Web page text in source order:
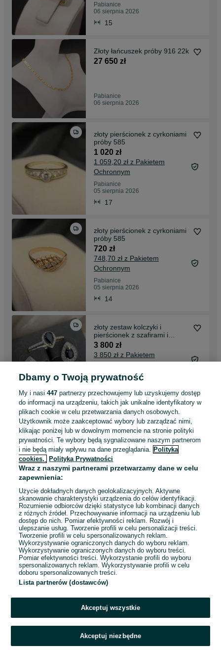
Pabianice
06 sierpnia 2026
15
Złoty łańcuszek próby 916 22k
27 650 zł
Pabianice
06 sierpnia 2026
złoty pierścionek z cyrkoniami
próby 585
1 020 zł
1 059,20 zł z Pakietem
Ochronnym
Pabianice
05 sierpnia 2026
17
złoty pierścionek z cyrkoniami
próby 585
720 zł
748,70 zł z Pakietem
Ochronnym
Pabianice
05 sierpnia 2026
14
złoty zestaw kolczyki i
pierścionek z szafirami i
diamentami
3 800 zł
3 850 zł z Pakietem
Pabianice
05 sierpnia 2026
Złota bransoletka z jadeitami
próby 375
3 500 zł
3 550 zł z Pakietem
Ochronnym
Pabianice
05 sierpnia 2026
1 2 3 ... 20
Zadzwoń / SMS
Dbamy o Twoją prywatność
My i nasi447 partnerzy przechowujemy lub uzyskujemy dostęp
do informacji na urządzeniu, takich jak unikalne identyfikatory w
plikach cookie w celu przetwarzania danych osobowych.
Użytkownik może zaakceptować wybory lub zarządzać nimi,
klikając poniżej lub w dowolnym momencie na stronie polityki
prywatności. Te wybory będą sygnalizowane naszym partnerom
i nie będą miały wpływu na dane przeglądania. Polityka
cookies,
Polityka Prywatności
Wraz z naszymi partnerami przetwarzamy dane w celu
zapewnienia:
Użycie dokładnych danych geolokalizacyjnych. Aktywne
skanowanie charakterystyki urządzenia do celów identyfikacji.
Rozumienie odbiorców dzięki statystyce lub kombinacji danych
z różnych źródeł. Przechowywanie informacji na urządzeniu lub
dostęp do nich. Pomiar efektywności reklam. Rozwój i
ulepszanie usług. Tworzenie profili w celu personalizacji treści.
Tworzenie profili w celu spersonalizowanych reklam.
Wykorzystywanie ograniczonych danych do wyboru reklam.
Wykorzystywanie ograniczonych danych do wyboru treści.
Pomiar efektywności treści. Wykorzystanie profili do wyboru
spersonalizowanych reklam. Wykorzystywanie profili w celu
doboru spersonalizowanych treści.
Lista partnerów (dostawców)
Akceptuj wszystkie
Akceptuj niezbędne